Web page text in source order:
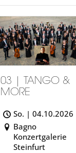
03 | TANGO &
MORE
So. | 04.10.2026
Bagno
Konzertgalerie
Steinfurt